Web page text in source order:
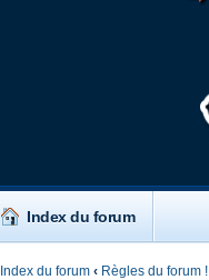
Index du forum
Index du forum ‹ Règles du forum !